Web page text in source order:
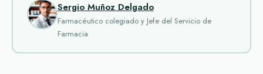
Sergio Muñoz Delgado
Farmacéutico colegiado y Jefe del Servicio de
Farmacia